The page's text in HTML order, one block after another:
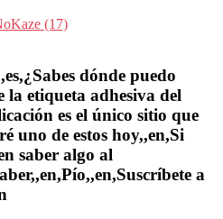
(17)
dónde puedo
la etiqueta adhesiva del
es el único sitio que
uno de estos hoy,,en,Si
saber algo al
a